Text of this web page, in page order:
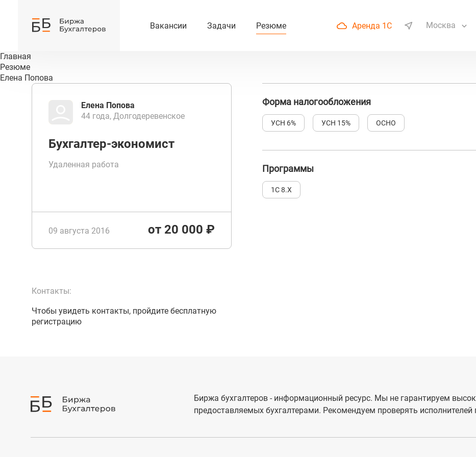
Вакансии Задачи Резюме Аренда 1С Москва
Главная
Резюме
Елена Попова
Елена Попова
44 года, Долгодеревенское
Бухгалтер-экономист
Удаленная работа
09 августа 2016 от 20 000 ₽
Контакты:
Чтобы увидеть контакты, пройдите бесплатную
регистрацию
Форма налогообложения
УСН 6% УСН 15% ОСНО
Программы
1С 8.Х
Биржа бухгалтеров - информационный ресурс. Мы не гарантируем
предоставляемых бухгалтерами. Рекомендуем проверять